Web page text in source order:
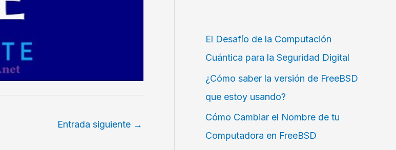
Entrada siguiente →
El Desafío de la Computación
Cuántica para la Seguridad Digital
¿Cómo saber la versión de FreeBSD
que estoy usando?
Cómo Cambiar el Nombre de tu
Computadora en FreeBSD